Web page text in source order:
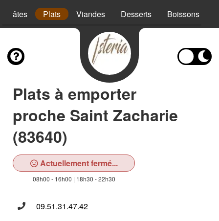
Pâtes Plats Viandes Desserts Boissons
Plats à emporter
proche Saint Zacharie
(83640)
Actuellement fermé...
08h00 - 16h00 | 18h30 - 22h30
09.51.31.47.42